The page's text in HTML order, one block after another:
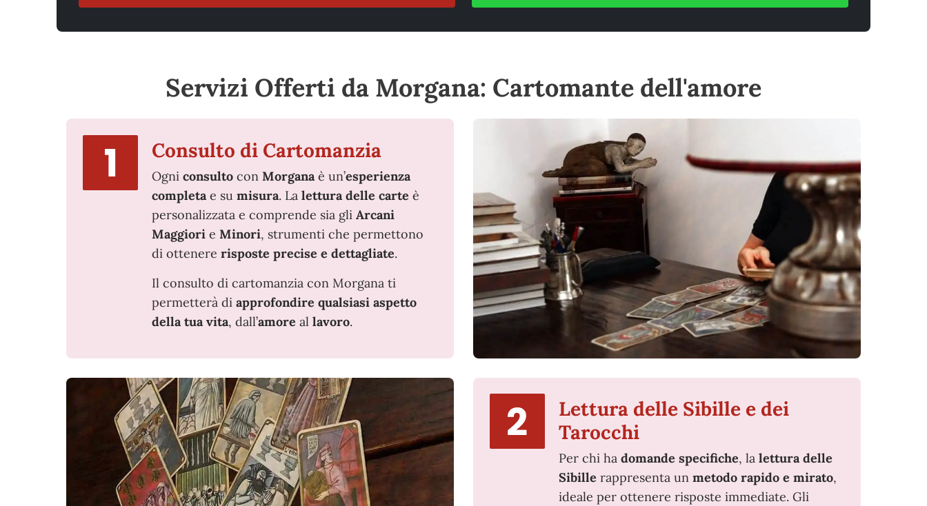
Servizi Offerti da Morgana: Cartomante dell'amore
Consulto di Cartomanzia
Ogni consultocon Morganaè un’esperienza
completae su misura. La lettura delle carte è
personalizzata e comprende sia gli Arcani
Maggiorie Minori, strumenti che permettono
di ottenere risposte precise e dettagliate.
Il consulto di cartomanzia con Morgana ti
permetterà di approfondire qualsiasi aspetto
della tua vita, dall’amore al lavoro.
Lettura delle Sibille e dei
Tarocchi
Per chi ha domande specifiche, la lettura delle
Sibille rappresenta un metodo rapido e mirato,
ideale per ottenere risposte immediate. Gli